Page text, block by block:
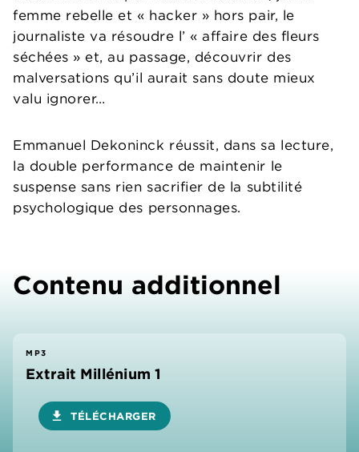
femme rebelle et « hacker » hors pair, le
journaliste va résoudre l’ « affaire des fleurs
séchées » et, au passage, découvrir des
malversations qu’il aurait sans doute mieux
valu ignorer…
Emmanuel Dekoninck réussit, dans sa lecture,
la double performance de maintenir le
suspense sans rien sacrifier de la subtilité
psychologique des personnages.
Contenu additionnel
MP3
Extrait Millénium 1
download TÉLÉCHARGER